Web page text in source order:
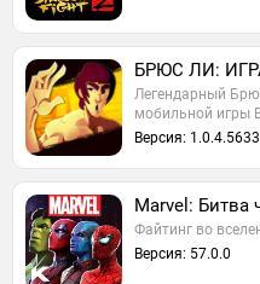
БРЮС ЛИ:
Легендарный
мобильной игры
Версия: 1.0.4.5633
Marvel: Битва
Файтинг во
Версия: 57.0.0